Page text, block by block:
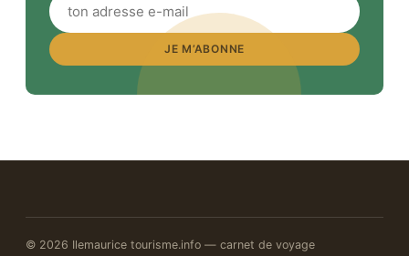
JE M’ABONNE
© 2026 Ilemaurice tourisme.info — carnet de voyage